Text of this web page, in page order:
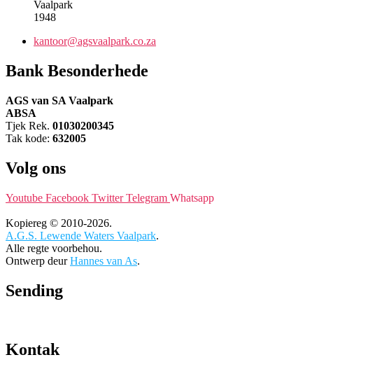
Vaalpark
1948
kantoor@agsvaalpark.co.za
Bank Besonderhede
AGS van SA Vaalpark
ABSA
Tjek Rek. 01030200345
Tak kode: 632005
Volg ons
Youtube Facebook Twitter Telegram Whatsapp
Kopiereg © 2010-2026.
A.G.S. Lewende Waters Vaalpark.
Alle regte voorbehou.
Ontwerp deurHannes van As.
Sending
Kontak